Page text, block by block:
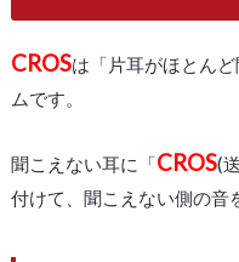
CROSは「片耳がほとん
ムです。
聞こえない耳に「CROS(
付けて、聞こえない側の音